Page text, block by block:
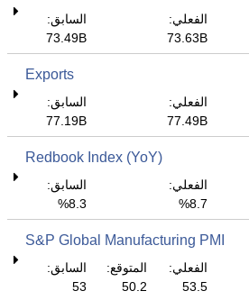
الفعلي:
73.63B
السابق:
73.49B
Exports
الفعلي:
77.49B
السابق:
77.19B
Redbook Index (YoY)
الفعلي:
8.7%
السابق:
8.3%
S&P Global Manufacturing PMI
الفعلي:
53.5
المتوقع:
50.2
السابق:
53